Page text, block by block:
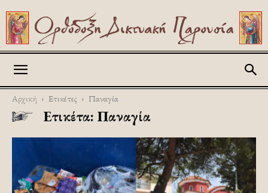
Αρχική Ετικέτες Παναγία
Ετικέτα: Παναγία